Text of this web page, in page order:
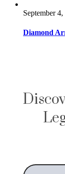
September
Diamond